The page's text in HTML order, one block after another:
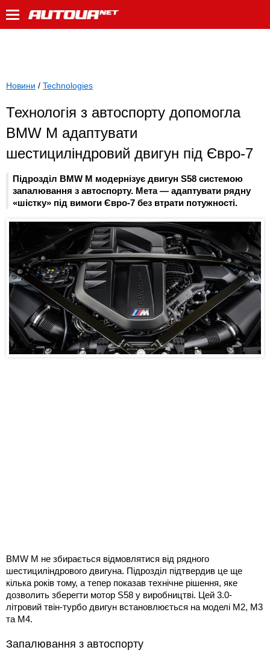
Новини / Technologies
Технологія з автоспорту допомогла
BMW M адаптувати
шестициліндровий двигун під Євро-7
Підрозділ BMW M модернізує двигун S58 системою
запалювання з автоспорту. Мета — адаптувати рядну
«шістку» під вимоги Євро-7 без втрати потужності.
BMW M не збирається відмовлятися від рядного
шестициліндрового двигуна. Підрозділ підтвердив це ще
кілька років тому, а тепер показав технічне рішення, яке
дозволить зберегти мотор S58 у виробництві. Цей 3.0-
літровий твін-турбо двигун встановлюється на моделі M2, M3
та M4.
Запалювання з автоспорту